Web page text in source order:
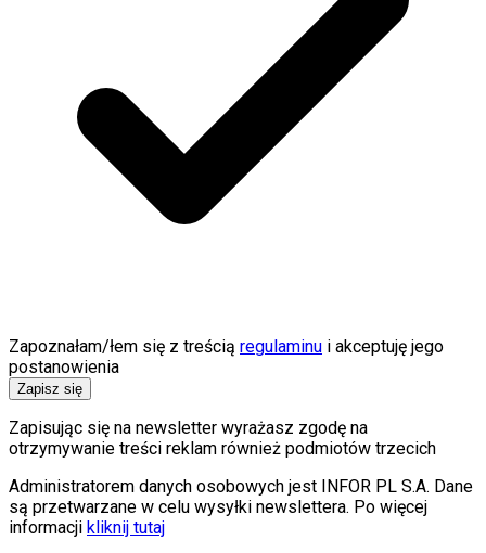
Zapoznałam/łem się z treścią regulaminu i akceptuję jego
postanowienia
Zapisz się
Zapisując się na newsletter wyrażasz zgodę na
otrzymywanie treści reklam również podmiotów trzecich
Administratorem danych osobowych jest INFOR PL S.A. Dane
są przetwarzane w celu wysyłki newslettera. Po więcej
informacji kliknij tutaj